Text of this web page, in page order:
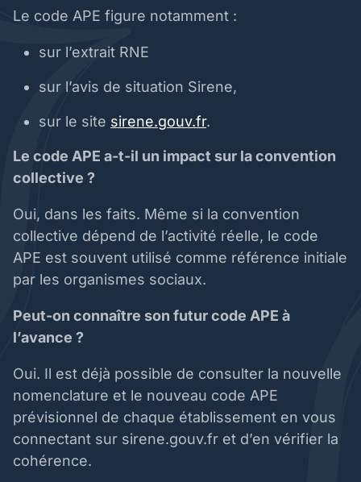
Le code APE figure notamment :
sur l’extrait RNE
sur l’avis de situation Sirene,
sur le site sirene.gouv.fr.
Le code APE a-t-il un impact sur la convention
collective ?
Oui, dans les faits. Même si la convention
collective dépend de l’activité réelle, le code
APE est souvent utilisé comme référence initiale
par les organismes sociaux.
Peut-on connaître son futur code APE à
l’avance ?
Oui. Il est déjà possible de consulter la nouvelle
nomenclature et le nouveau code APE
prévisionnel de chaque établissement en vous
connectant sur sirene.gouv.fr et d’en vérifier la
cohérence.